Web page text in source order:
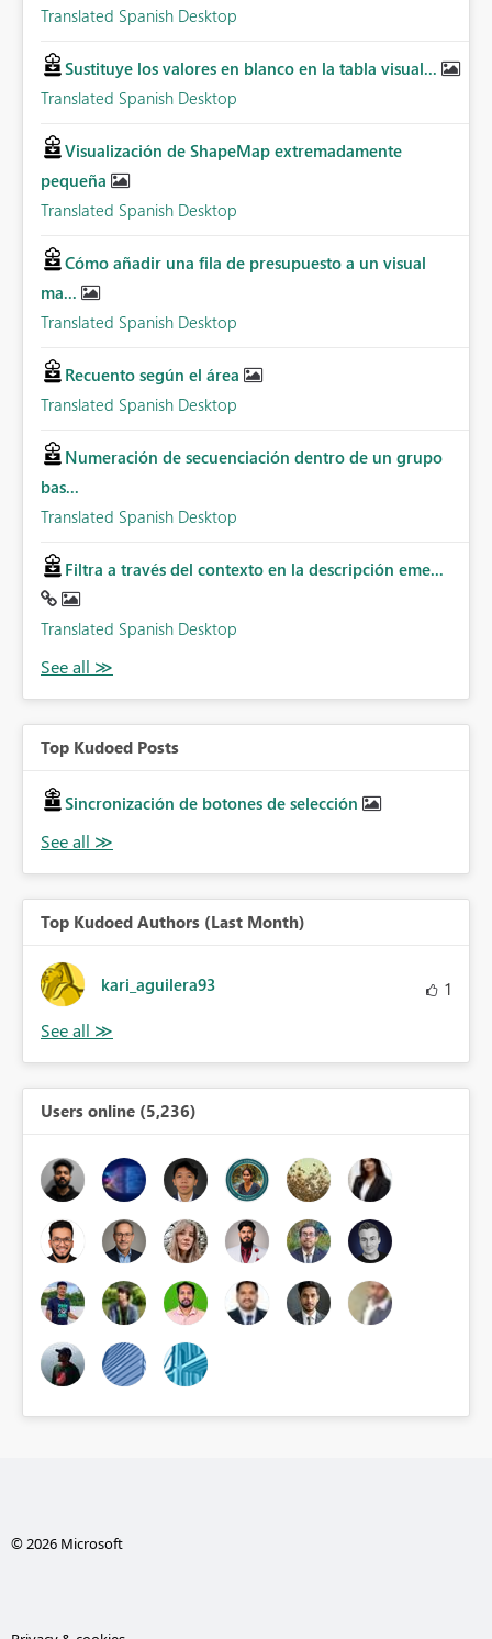
Translated Spanish Desktop
Sustituye los valores en blanco en la tabla visual...
Translated Spanish Desktop
Visualización de ShapeMap extremadamente
pequeña
Translated Spanish Desktop
Cómo añadir una fila de presupuesto a un visual
ma...
Translated Spanish Desktop
Recuento según el área
Translated Spanish Desktop
Numeración de secuenciación dentro de un grupo
bas...
Translated Spanish Desktop
Filtra a través del contexto en la descripción eme...
Translated Spanish Desktop
Top Kudoed Posts
Sincronización de botones de selección
Top Kudoed Authors (Last Month)
kari_aguilera93 1
Users online (5,236)
© 2026 Microsoft